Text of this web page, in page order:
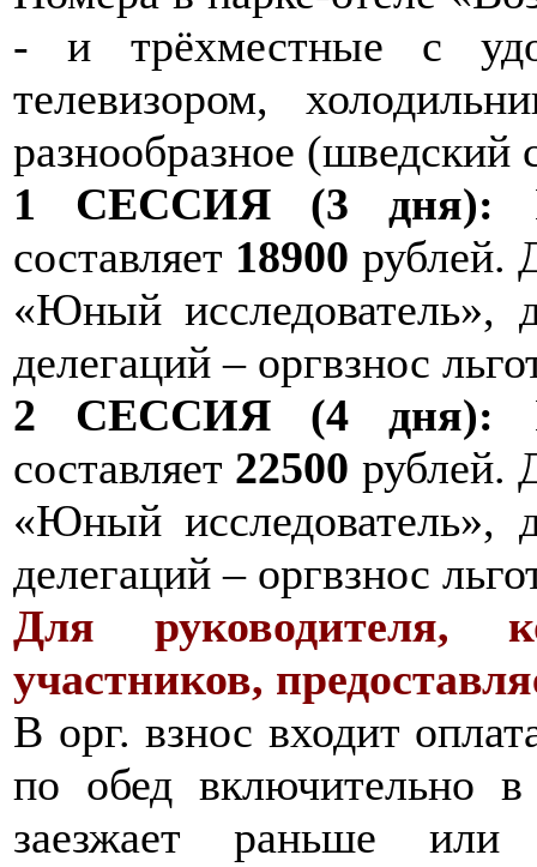
- и трёхместные с
телевизором,
разнообразное (шведский
1 СЕССИЯ (3 дня):
составляет 18900 рублей.
«Юный исследователь»,
делегаций – оргвзнос
2 СЕССИЯ (4 дня):
составляет 22500 рублей.
«Юный исследователь»,
делегаций – оргвзнос
Для руководителя,
участников,
В орг. взнос входит
по обед включительно в
заезжает раньше или